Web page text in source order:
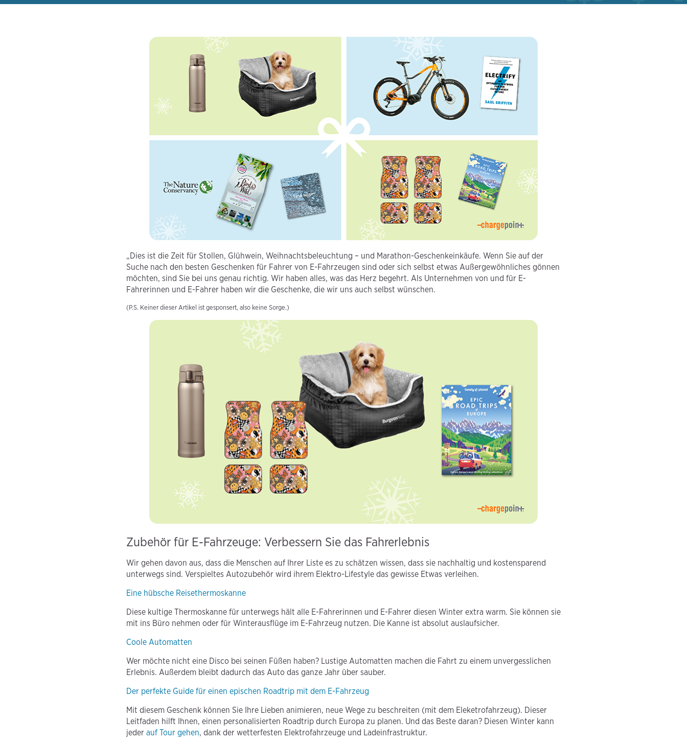
„Dies ist die Zeit für Stollen, Glühwein, Weihnachtsbeleuchtung – und Marathon-Geschenkeinkäufe. Wenn Sie auf der
Suche nach den besten Geschenken für Fahrer von E-Fahrzeugen sind oder sich selbst etwas Außergewöhnliches gönnen
möchten, sind Sie bei uns genau richtig. Wir haben alles, was das Herz begehrt. Als Unternehmen von und für E-
Fahrerinnen und E-Fahrer haben wir die Geschenke, die wir uns auch selbst wünschen.
(P.S. Keiner dieser Artikel ist gesponsert, also keine Sorge.)
Zubehör für E-Fahrzeuge: Verbessern Sie das Fahrerlebnis
Wir gehen davon aus, dass die Menschen auf Ihrer Liste es zu schätzen wissen, dass sie nachhaltig und kostensparend
unterwegs sind. Verspieltes Autozubehör wird ihrem Elektro-Lifestyle das gewisse Etwas verleihen.
Eine hübsche Reisethermoskanne
Diese kultige Thermoskanne für unterwegs hält alle E-Fahrerinnen und E-Fahrer diesen Winter extra warm. Sie können sie
mit ins Büro nehmen oder für Winterausflüge im E-Fahrzeug nutzen. Die Kanne ist absolut auslaufsicher.
Coole Automatten
Wer möchte nicht eine Disco bei seinen Füßen haben? Lustige Automatten machen die Fahrt zu einem unvergesslichen
Erlebnis. Außerdem bleibt dadurch das Auto das ganze Jahr über sauber.
Der perfekte Guide für einen epischen Roadtrip mit dem E-Fahrzeug
Mit diesem Geschenk können Sie Ihre Lieben animieren, neue Wege zu beschreiten (mit dem Eleketrofahrzeug). Dieser
Leitfaden hilft Ihnen, einen personalisierten Roadtrip durch Europa zu planen. Und das Beste daran? Diesen Winter kann
jeder auf Tour gehen, dank der wetterfesten Elektrofahrzeuge und Ladeinfrastruktur.